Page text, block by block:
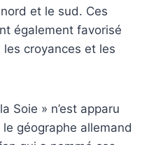
nord et le sud. Ces
également favorisé
croyances et les
Soie » n’est apparu
le géographe allemand